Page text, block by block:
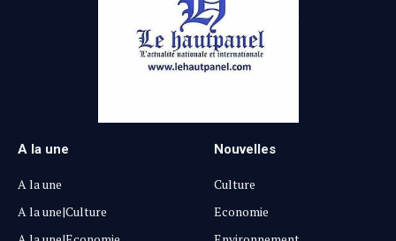
A la une
A la une
A la une|Culture
Nouvelles
Culture
Economie